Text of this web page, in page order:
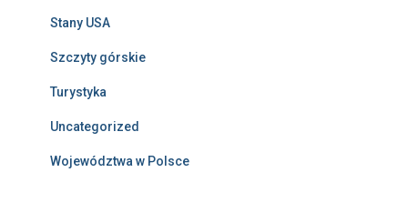
Stany USA
Szczyty górskie
Turystyka
Uncategorized
Województwa w Polsce